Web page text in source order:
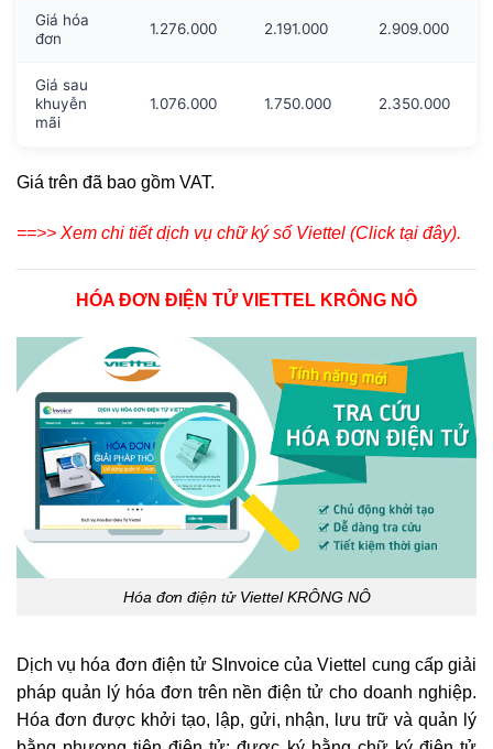
Giá hóa
đơn
1.276.000 2.191.000 2.909.000
Giá sau
khuyễn
mãi
1.076.000 1.750.000 2.350.000
Giá trên đã bao gồm VAT.
==>> Xem chi tiết dịch vụ chữ ký số Viettel (Click tại đây).
HÓA ĐƠN ĐIỆN TỬ VIETTEL KRÔNG NÔ
Hóa đơn điện tử Viettel KRÔNG NÔ
Dịch vụ hóa đơn điện tử SInvoice của Viettel cung cấp giải
pháp quản lý hóa đơn trên nền điện tử cho doanh nghiệp.
Hóa đơn được khởi tạo, lập, gửi, nhận, lưu trữ và quản lý